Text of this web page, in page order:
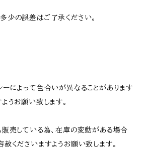
の誤差はご了承ください。
によって色合いが異なることがあります
うお願い致します。
売している為、在庫の変動がある場合
くださいますようお願い致します。